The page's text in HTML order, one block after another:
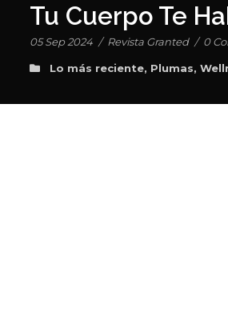
Tu Cuerpo Te
05 Sep 2024 / Revista Granted / 0
Lo más reciente, Plumas,